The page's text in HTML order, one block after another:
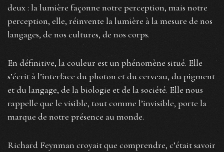
deux : la lumière façonne notre perception, mais notre
perception, elle, réinvente la lumière à la mesure de nos
langages, de nos cultures, de nos corps.
En définitive, la couleur est un phénomène situé. Elle
s’écrit à l’interface du photon et du cerveau, du pigment
et du langage, de la biologie et de la société. Elle nous
rappelle que le visible, tout comme l’invisible, porte la
marque de notre présence au monde.
Richard Feynman croyait que comprendre, c’était savoir